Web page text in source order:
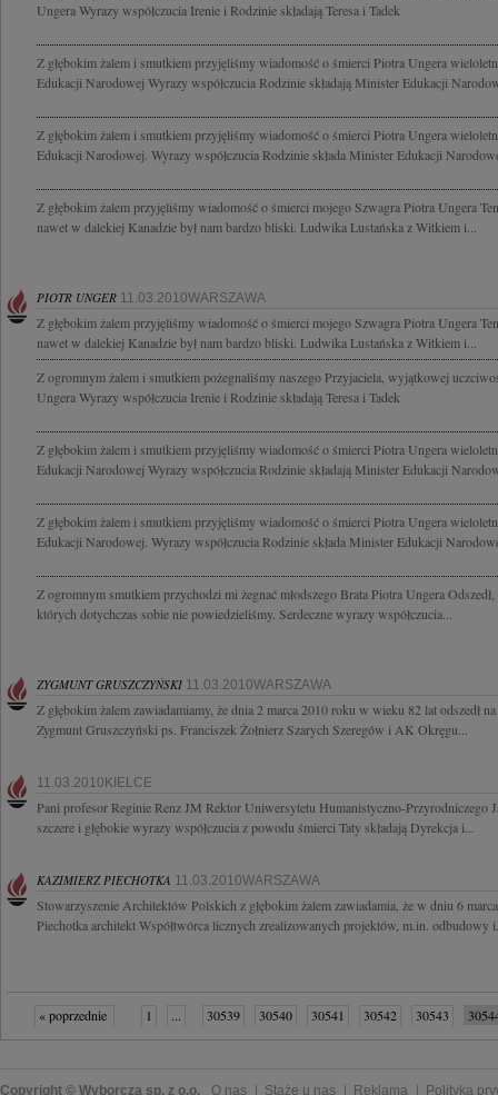
Ungera Wyrazy współczucia Irenie i Rodzinie składają Teresa i Tadek
Z głębokim żalem i smutkiem przyjęliśmy wiadomość o śmierci Piotra Ungera
Edukacji Narodowej Wyrazy współczucia Rodzinie składają Minister Edukacji
Z głębokim żalem i smutkiem przyjęliśmy wiadomość o śmierci Piotra Ungera
Edukacji Narodowej. Wyrazy współczucia Rodzinie składa Minister Edukacji
Z głębokim żalem przyjęliśmy wiadomość o śmierci mojego Szwagra Piotra Ungera
nawet w dalekiej Kanadzie był nam bardzo bliski. Ludwika Lustańska z Witkiem i...
PIOTR UNGER 11.03.2010WARSZAWA
Z głębokim żalem przyjęliśmy wiadomość o śmierci mojego Szwagra Piotra Ungera
nawet w dalekiej Kanadzie był nam bardzo bliski. Ludwika Lustańska z Witkiem i...
Z ogromnym żalem i smutkiem pożegnaliśmy naszego Przyjaciela, wyjątkowej
Ungera Wyrazy współczucia Irenie i Rodzinie składają Teresa i Tadek
Z głębokim żalem i smutkiem przyjęliśmy wiadomość o śmierci Piotra Ungera
Edukacji Narodowej Wyrazy współczucia Rodzinie składają Minister Edukacji
Z głębokim żalem i smutkiem przyjęliśmy wiadomość o śmierci Piotra Ungera
Edukacji Narodowej. Wyrazy współczucia Rodzinie składa Minister Edukacji
Z ogromnym smutkiem przychodzi mi żegnać młodszego Brata Piotra Ungera Odszedł,
których dotychczas sobie nie powiedzieliśmy. Serdeczne wyrazy współczucia...
ZYGMUNT GRUSZCZYŃSKI 11.03.2010WARSZAWA
Z głębokim żalem zawiadamiamy, że dnia 2 marca 2010 roku w wieku 82 lat odszedł
Zygmunt Gruszczyński ps. Franciszek Żołnierz Szarych Szeregów i AK Okręgu...
11.03.2010KIELCE
Pani profesor Reginie Renz JM Rektor Uniwersytetu Humanistyczno-Przyrodniczego
szczere i głębokie wyrazy współczucia z powodu śmierci Taty składają Dyrekcja i...
KAZIMIERZ PIECHOTKA 11.03.2010WARSZAWA
Stowarzyszenie Architektów Polskich z głębokim żalem zawiadamia, że w dniu 6
Piechotka architekt Współtwórca licznych zrealizowanych projektów, m.in. odbudowy
« poprzednie 1 ... 30539 30540 30541 30542 30543
30548
30549 ... 32287 następne »
Copyright © Wyborcza sp. z o.o. O nas Staże u nas Reklama Polityka